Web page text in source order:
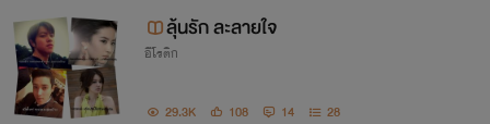
ลุ้นรัก ละลายใจ
อีโรติก
29.3K 108 14 28